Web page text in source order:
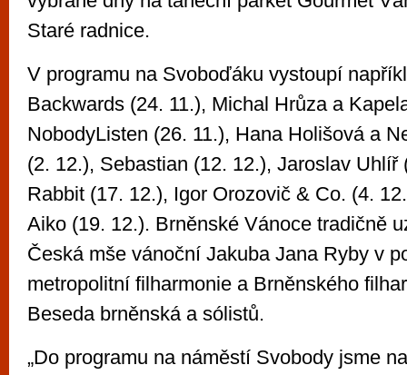
Staré radnice.
V programu na Svoboďáku vystoupí
Backwards (24. 11.), Michal Hrůza a
NobodyListen (26. 11.), Hana Holišová a
(2. 12.), Sebastian (12. 12.), Jaroslav Uhlíř
Rabbit (17. 12.), Igor Orozovič & Co. (4.
Aiko (19. 12.). Brněnské Vánoce tradičně
Česká mše vánoční Jakuba Jana Ryby v
metropolitní filharmonie a Brněnského
Beseda brněnská a sólistů.
„Do programu na náměstí Svobody jsme